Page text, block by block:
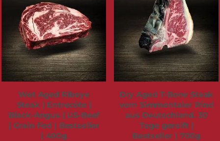
Wet Aged Ribeye
Steak | Entrecôte |
Black-Angus | US-Beef
| Grain Fed | Bestseller
| 400g
Dry Aged T-Bone Steak
vom Simmentaler Rind
aus Deutschland. 30
Tage gereift |
Bestseller | 700g